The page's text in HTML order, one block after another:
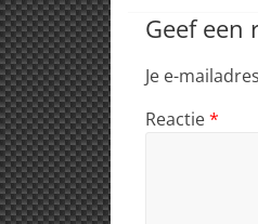
p o
o
k
Geef een
Je e-
Reactie*